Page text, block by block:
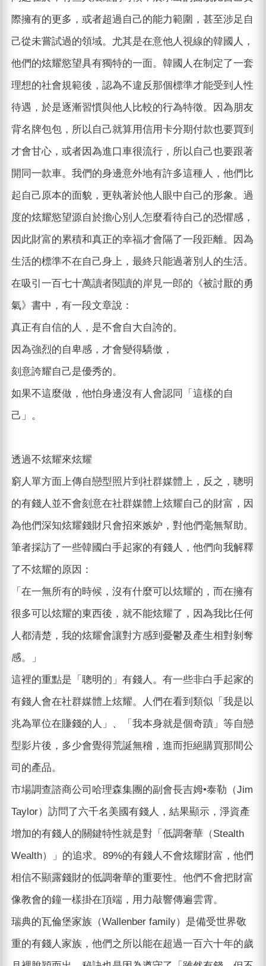
際擁有的更多，或者超過自己的能力範圍，甚至涉足自
己從未嘗試過的領域。尤其是在意他人視線的韓國人，
他們的炫耀慾望具有獨特的一面。韓國人在制定了一套
理想的社會規範後，認為不違反那個標準才能受到人性
待遇，於是逐漸習慣與他人比較的行為特徵。因為朋友
背名牌包包，所以自己就算用信用卡分期付款也要買到
才會甘心，或者因為進口車很流行，所以自己也要跟著
開同一款車。我們的身邊意外地有許多這種人，他們比
起自己原本的面貌，更執著於他人眼中自己的形象。過
度的炫耀慾望源自於擔心別人怎麼看待自己的恐懼感，
因此財富的累積和真正的幸福才會隔了一段距離。因為
生活的標準不在自己身上，最終只能過著別人的生活。
在吸引一百七十萬讀者閱讀的岸見一郎的《被討厭的勇
氣》書中，有一段文章說：
真正有自信的人，是不會自大自誇的。
因為強烈的自卑感，才會變得驕傲，
刻意誇耀自己是優秀的。
如果不這麼做，他怕身邊沒有人會認同「這樣的自
己」。
透過不炫耀來炫耀
窮人單方面上傳自戀型照片到社群媒體上，反之，聰明
的有錢人並不會刻意在社群媒體上炫耀自己的財富，因
為他們深知炫耀錢財只會招來嫉妒，對他們毫無幫助。
筆者採訪了一些韓國白手起家的有錢人，他們向我解釋
了不炫耀的原因：
「在一無所有的時候，沒有什麼可以炫耀的，而在擁有
很多可以炫耀的東西後，就不能炫耀了，因為我比任何
人都清楚，我的炫耀會讓對方感到憂鬱及產生相對剝奪
感。」
這裡的重點是「聰明的」有錢人。有一些非白手起家的
有錢人會在社群媒體上炫耀。人們在看到類似「我是以
兆為單位在賺錢的人」、「我本身就是個奇蹟」等自戀
型影片後，多少會覺得荒誕無稽，進而拒絕購買那間公
司的產品。
市場調查諮商公司哈理森集團的副會長吉姆•泰勒（Jim
Taylor）訪問了六千名美國有錢人，結果顯示，淨資產
增加的有錢人的關鍵特性就是對「低調奢華（Stealth
Wealth）」的追求。89%的有錢人不會炫耀財富，他們
相信不顯露錢財的低調奢華的重要性。他們不會把財富
像教會的鐘一樣掛在頂端，用力敲響傳遍雲霄。
瑞典的瓦倫堡家族（Wallenber family）是備受世界敬
重的有錢人家族，他們之所以能在超過一百六十年的歲